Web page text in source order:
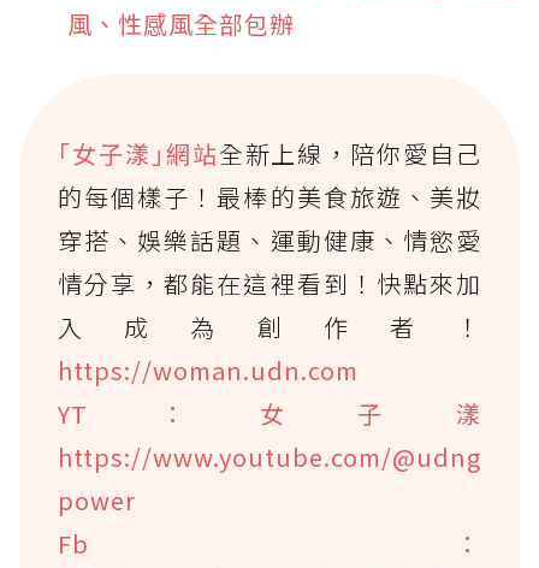
風、性感風全部包辦
｢女子漾｣網站全新上線，陪你愛自己
的每個樣子！最棒的美食旅遊、美妝
穿搭、娛樂話題、運動健康、情慾愛
情分享，都能在這裡看到！快點來加
入成為創作者！
https://woman.udn.com
YT：女子漾
https://www.youtube.com/@udng
power
Fb：